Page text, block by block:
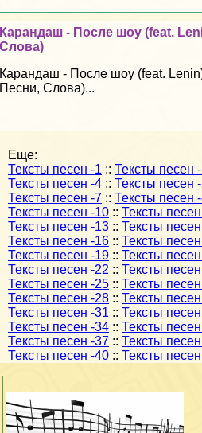
Карандаш - После шоу (feat.
Слова)
Карандаш - После шоу (feat.
Песни, Слова)...
Еще:
Тексты песен -1 :: Тексты песен
Тексты песен -4 :: Тексты песен
Тексты песен -7 :: Тексты песен
Тексты песен -10 :: Тексты
Тексты песен -13 :: Тексты
Тексты песен -16 :: Тексты
Тексты песен -19 :: Тексты
Тексты песен -22 :: Тексты
Тексты песен -25 :: Тексты
Тексты песен -28 :: Тексты
Тексты песен -31 :: Тексты
Тексты песен -34 :: Тексты
Тексты песен -37 :: Тексты
Тексты песен -40 :: Тексты